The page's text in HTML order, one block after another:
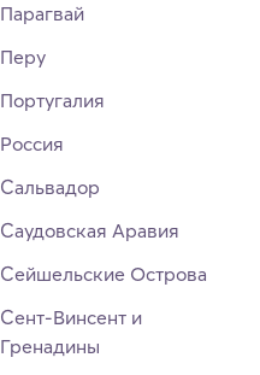
Парагвай
Перу
Португалия
Россия
Сальвадор
Саудовская Аравия
Сейшельские Острова
Сент-Винсент и
Гренадины